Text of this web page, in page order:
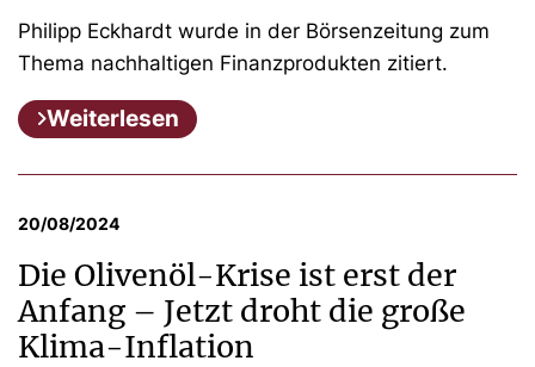
Philipp Eckhardt wurde in der Börsenzeitung zum
Thema nachhaltigen Finanzprodukten zitiert.
Weiterlesen
20/08/2024
Die Olivenöl-Krise ist erst der
Anfang – Jetzt droht die große
Klima-Inflation